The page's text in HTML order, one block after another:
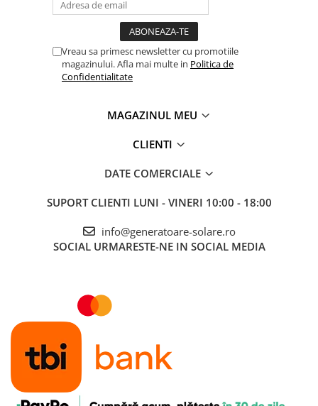
Componente Fotovoltaice
Incarcatoare solare MPPT
Incarcatoare solare PWM
Cabluri panouri fotovoltaice
Monitorizare si control
Convertoare DC - DC
Invertoare Off-grid
Acumulatori de stocare
Componente sisteme de balcon
Iluminat solar
Acumulatori
Acumulatori Standard Plumb
Acumulatori Litiu
Vreau sa primesc newsletter cu promotiile
magazinului. Afla mai multe in Politica de
Confidentialitate
MAGAZINUL MEU
CLIENTI
DATE COMERCIALE
SUPORT CLIENTI LUNI - VINERI 10:00 - 18:00
info@generatoare-solare.ro
SOCIAL URMARESTE-NE IN SOCIAL MEDIA